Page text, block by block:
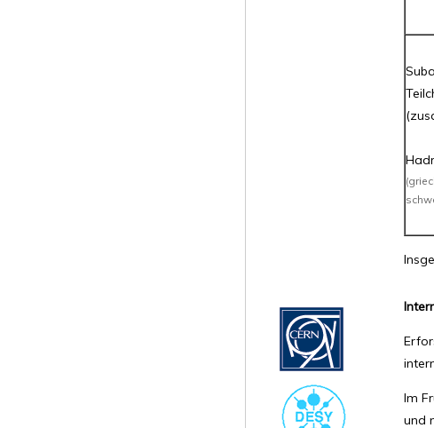
Im
und